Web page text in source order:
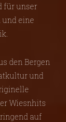
für unser
und eine
den Bergen
und
Wiesnhits
auf